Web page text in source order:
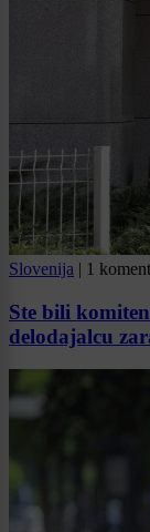
Slovenija | 1
Ste bili
delodajalcu